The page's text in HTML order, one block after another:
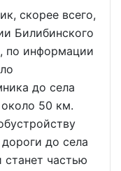
скорее всего,
Билибинского
по информации
до села
50 км.
до села
станет частью